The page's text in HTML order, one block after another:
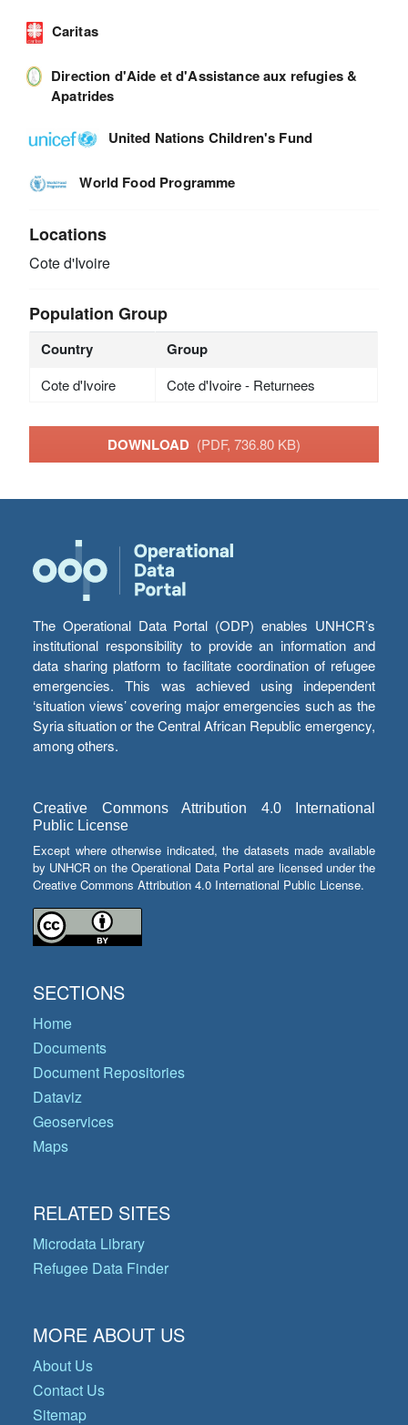
Caritas
Direction d'Aide et d'Assistance aux refugies &
Apatrides
United Nations Children's Fund
World Food Programme
Locations
Cote d'Ivoire
Population Group
Country Group
Cote d'Ivoire Cote d'Ivoire - Returnees
DOWNLOAD (PDF, 736.80 KB)
The Operational Data Portal (ODP) enables UNHCR’s
institutional responsibility to provide an information and
data sharing platform to facilitate coordination of refugee
emergencies. This was achieved using independent
‘situation views’ covering major emergencies such as the
Syria situation or the Central African Republic emergency,
among others.
Creative Commons Attribution 4.0 International
Public License
Except where otherwise indicated, the datasets made available
by UNHCR on the Operational Data Portal are licensed under the
Creative Commons Attribution 4.0 International Public License.
SECTIONS
Home
Documents
Document Repositories
Dataviz
Geoservices
Maps
RELATED SITES
Microdata Library
Refugee Data Finder
MORE ABOUT US
About Us
Contact Us
Sitemap